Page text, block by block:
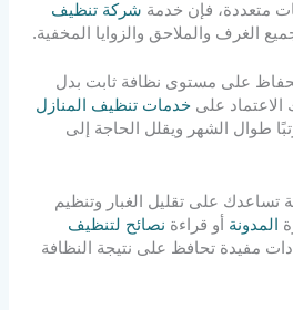
متعددة، فإن خدمة شركة تنظيف
الغرف والملاحق والزوايا المخفية.
على مستوى نظافة ثابت بدل
الاعتماد علىخدمات تنظيف المنازل
طوال الشهر ويقلل الحاجة إلى
تساعدك على تقليل الغبار وتنظيم
المدونة أو قراءة نصائح لتنظيف
مفيدة تحافظ على نتيجة النظافة